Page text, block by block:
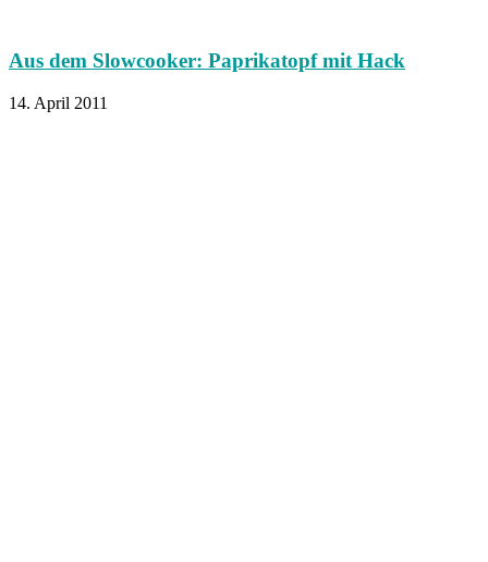
Aus dem Slowcooker: Paprikatopf mit Hack
14. April 2011